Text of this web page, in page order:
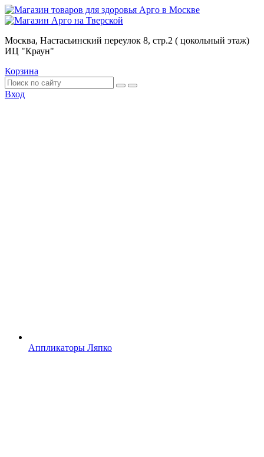
Москва, Настасьинский переулок 8, стр.2 ( цокольный этаж)
ИЦ "Краун"
Корзина
Вход
Аппликаторы Ляпко